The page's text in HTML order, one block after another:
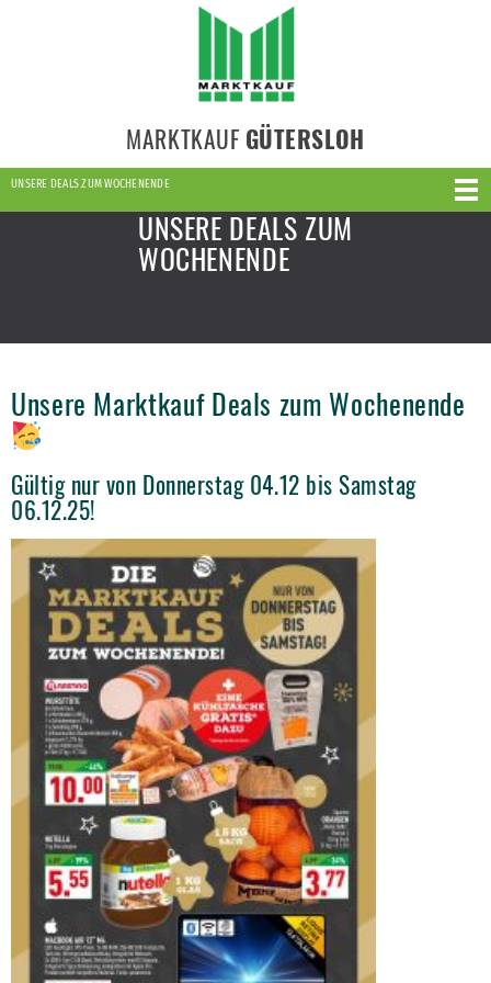
MARKTKAUF GÜTERSLOH
UNSERE DEALS ZUM WOCHENENDE
UNSERE DEALS ZUM
WOCHENENDE
Unsere Marktkauf Deals zum Wochenende
Gültig nur von Donnerstag 04.12 bis Samstag
06.12.25!